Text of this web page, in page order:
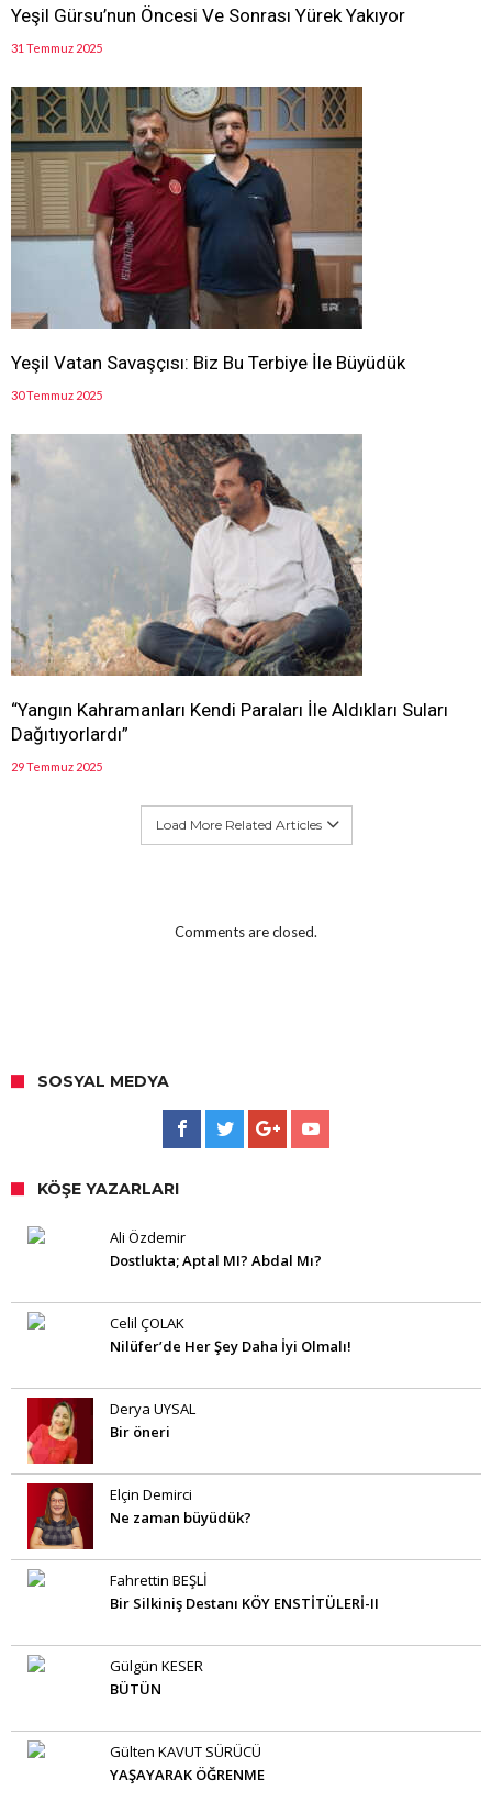
Yeşil Gürsu’nun Öncesi Ve Sonrası Yürek Yakıyor
31 Temmuz 2025
Yeşil Vatan Savaşçısı: Biz Bu Terbiye İle Büyüdük
30 Temmuz 2025
“Yangın Kahramanları Kendi Paraları İle Aldıkları Suları
Dağıtıyorlardı”
29 Temmuz 2025
Load More Related Articles
Comments are closed.
SOSYAL MEDYA
KÖŞE YAZARLARI
Ali Özdemir
Dostlukta; Aptal MI? Abdal Mı?
Celil ÇOLAK
Nilüfer’de Her Şey Daha İyi Olmalı!
Derya UYSAL
Bir öneri
Elçin Demirci
Ne zaman büyüdük?
Fahrettin BEŞLİ
Bir Silkiniş Destanı KÖY ENSTİTÜLERİ-II
Gülgün KESER
BÜTÜN
Gülten KAVUT SÜRÜCÜ
YAŞAYARAK ÖĞRENME